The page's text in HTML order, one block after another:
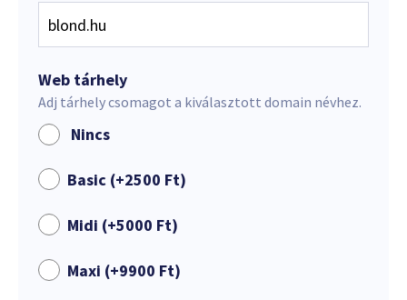
Web tárhely
Adj tárhely csomagot a kiválasztott domain névhez.
Nincs
Basic (+2500 Ft)
Midi (+5000 Ft)
Maxi (+9900 Ft)